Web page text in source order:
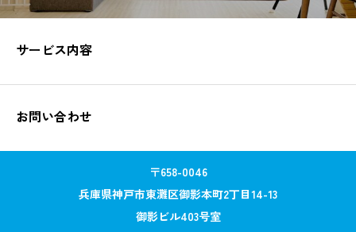
サービス内容
お問い合わせ
〒658-0046
兵庫県神戸市東灘区御影本町2丁目14-13
御影ビル403号室